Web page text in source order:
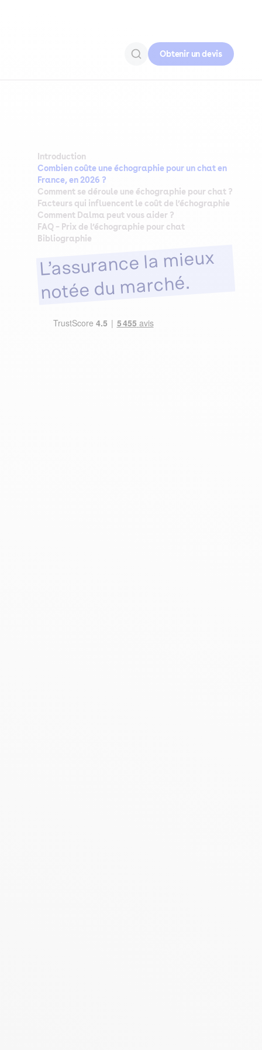
Obtenir un devis
Introduction
Combien coûte une échographie pour un chat en
France, en 2026 ?
Comment se déroule une échographie pour chat ?
Facteurs qui influencent le coût de l’échographie
Comment Dalma peut vous aider ?
FAQ – Prix de l’échographie pour chat
Bibliographie
L’assurance la mieux
notée du marché.